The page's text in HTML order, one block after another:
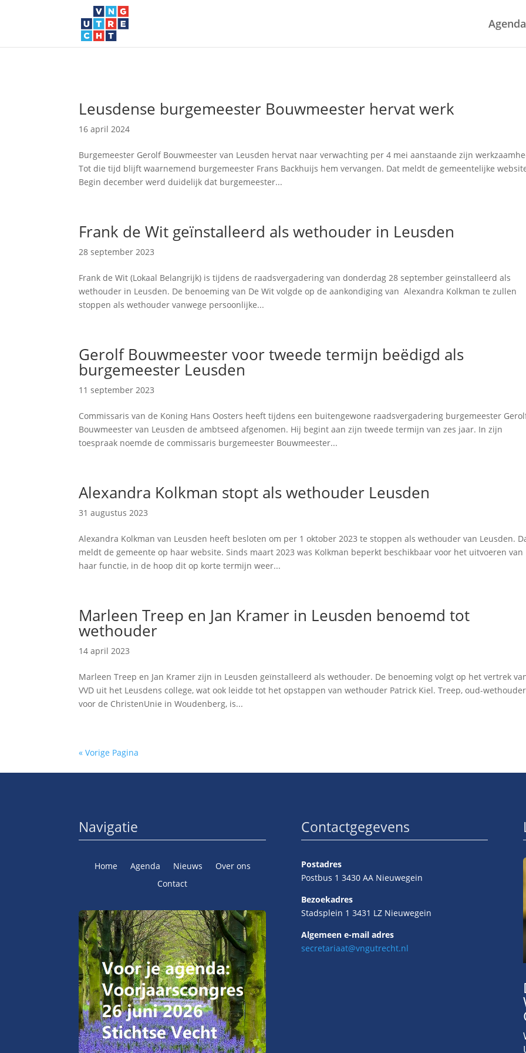
Agenda
Leusdense burgemeester Bouwmeester hervat werk
16 april 2024
Burgemeester Gerolf Bouwmeester van Leusden hervat naar verwachting per 4 mei aanstaande zijn
Tot die tijd blijft waarnemend burgemeester Frans Backhuijs hem vervangen. Dat meldt de gemeentelijke
Begin december werd duidelijk dat burgemeester...
Frank de Wit geïnstalleerd als wethouder in Leusden
28 september 2023
Frank de Wit (Lokaal Belangrijk) is tijdens de raadsvergadering van donderdag 28 september geïnstalleerd als
wethouder in Leusden. De benoeming van De Wit volgde op de aankondiging van Alexandra Kolkman te zullen
stoppen als wethouder vanwege persoonlijke...
Gerolf Bouwmeester voor tweede termijn beëdigd als
burgemeester Leusden
11 september 2023
Commissaris van de Koning Hans Oosters heeft tijdens een buitengewone raadsvergadering burgemeester
Bouwmeester van Leusden de ambtseed afgenomen. Hij begint aan zijn tweede termijn van zes jaar. In zijn
toespraak noemde de commissaris burgemeester Bouwmeester...
Alexandra Kolkman stopt als wethouder Leusden
31 augustus 2023
Alexandra Kolkman van Leusden heeft besloten om per 1 oktober 2023 te stoppen als wethouder van Leusden.
meldt de gemeente op haar website. Sinds maart 2023 was Kolkman beperkt beschikbaar voor het uitvoeren van
haar functie, in de hoop dit op korte termijn weer...
Marleen Treep en Jan Kramer in Leusden benoemd tot
wethouder
14 april 2023
Marleen Treep en Jan Kramer zijn in Leusden geïnstalleerd als wethouder. De benoeming volgt op het vertrek
VVD uit het Leusdens college, wat ook leidde tot het opstappen van wethouder Patrick Kiel. Treep, oud-wethouder
voor de ChristenUnie in Woudenberg, is...
« Vorige Pagina
Navigatie
Home Agenda Nieuws
Over ons
Contact
Contactgegevens
Postadres
Postbus 1 3430 AA Nieuwegein
Bezoekadres
Stadsplein 1 3431 LZ Nieuwegein
Algemeen e-mail adres
secretariaat@vngutrecht.nl